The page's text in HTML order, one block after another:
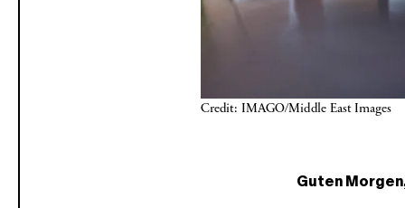
Credit: IMAGO/Middle East Images
Guten